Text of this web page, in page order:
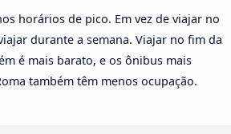
horários de pico. Em vez de viajar no
durante a semana. Viajar no fim da
é mais barato, e os ônibus mais
também têm menos ocupação.